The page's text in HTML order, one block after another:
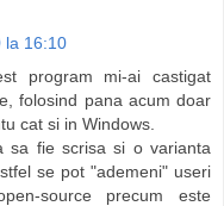
la 16:10
program mi-ai castigat
folosind pana acum doar
cat si in Windows.
sa fie scrisa si o varianta
se pot "ademeni" useri
source precum este